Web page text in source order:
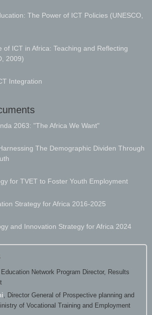
The Power of ICT Policies (UNESCO,
of ICT in Africa: Teaching and Reflecting
2009)
Integration
2063: "The Africa We Want"
The Demographic Dividen Through
for TVET to Foster Youth Employment
Strategy for Africa 2016-2025
and Innovation Strategy for Africa 2024
Education Network Program Director, Results
, Director General of Prospective planning and
of Vocational Training and Employment